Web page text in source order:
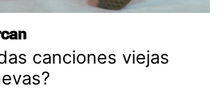
canciones viejas